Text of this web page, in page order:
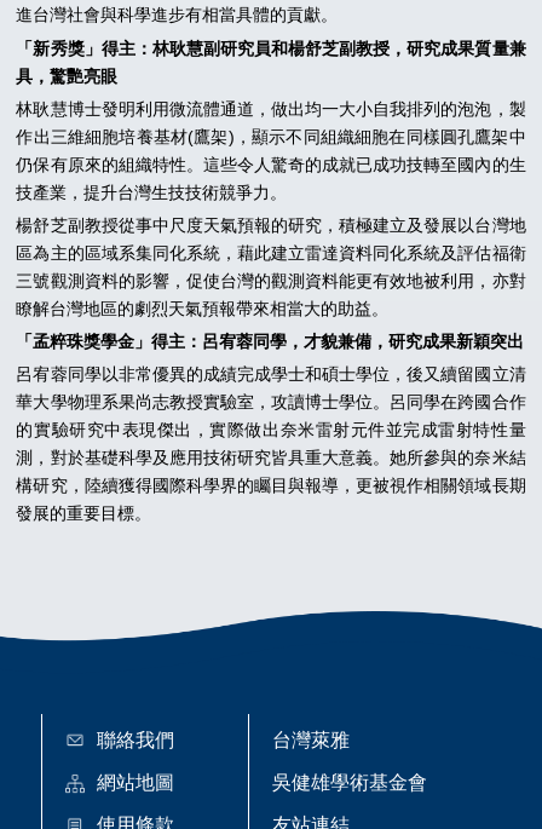
進台灣社會與科學進步有相當具體的貢獻。
「新秀獎」得主：林耿慧副研究員和楊舒芝副教授，研究成果質量兼
具，驚艷亮眼
林耿慧博士發明利用微流體通道，做出均一大小自我排列的泡泡，製
作出三維細胞培養基材(鷹架)，顯示不同組織細胞在同樣圓孔鷹架中
仍保有原來的組織特性。這些令人驚奇的成就已成功技轉至國內的生
技產業，提升台灣生技技術競爭力。
楊舒芝副教授從事中尺度天氣預報的研究，積極建立及發展以台灣地
區為主的區域系集同化系統，藉此建立雷達資料同化系統及評估福衛
三號觀測資料的影響，促使台灣的觀測資料能更有效地被利用，亦對
瞭解台灣地區的劇烈天氣預報帶來相當大的助益。
「孟粹珠獎學金」得主：呂宥蓉同學，才貌兼備，研究成果新穎突出
呂宥蓉同學以非常優異的成績完成學士和碩士學位，後又續留國立清
華大學物理系果尚志教授實驗室，攻讀博士學位。呂同學在跨國合作
的實驗研究中表現傑出，實際做出奈米雷射元件並完成雷射特性量
測，對於基礎科學及應用技術研究皆具重大意義。她所參與的奈米結
構研究，陸續獲得國際科學界的矚目與報導，更被視作相關領域長期
發展的重要目標。
聯絡我們
網站地圖
台灣萊雅
吳健雄學術基金會